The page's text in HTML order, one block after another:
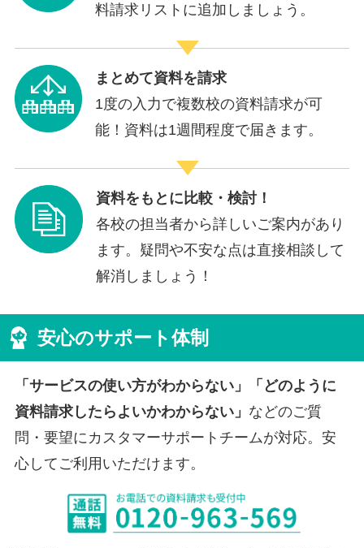
料請求リストに追加しましょう。
まとめて資料を請求
1度の入力で複数校の資料請求が可
能！資料は1週間程度で届きます。
資料をもとに比較・検討！
各校の担当者から詳しいご案内があり
ます。疑問や不安な点は直接相談して
解消しましょう！
安心のサポート体制
「サービスの使い方がわからない」「どのように
資料請求したらよいかわからない」 などのご質
問・要望にカスタマーサポートチームが対応。安
心してご利用いただけます。